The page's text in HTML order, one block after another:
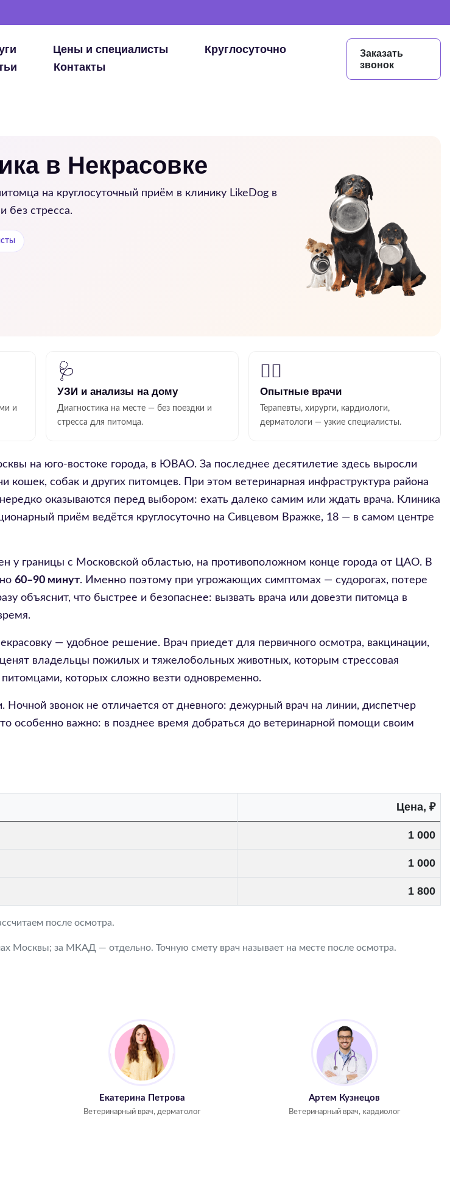
Цены и специалисты
Круглосуточно
Контакты
Заказать
звонок
в Некрасовке
на круглосуточный приём в клинику LikeDog в
без стресса.
и
🩺
УЗИ и анализы на дому
Диагностика на месте — без поездки и
стресса для питомца.
👨‍⚕️
Опытные врачи
Терапевты, хирурги, кардиологи,
дерматологи — узкие специалисты.
на юго-востоке города, в ЮВАО. За последнее десятилетие здесь выросли
собак и других питомцев. При этом ветеринарная инфраструктура района
оказываются перед выбором: ехать далеко самим или ждать врача. Клиника
приём ведётся круглосуточно на Сивцевом Вражке, 18 — в самом центре
у границы с Московской областью, на противоположном конце города от ЦАО. В
60–90 минут. Именно поэтому при угрожающих симптомах — судорогах, потере
объяснит, что быстрее и безопаснее: вызвать врача или довезти питомца в
— удобное решение. Врач приедет для первичного осмотра, вакцинации,
владельцы пожилых и тяжелобольных животных, которым стрессовая
питомцами, которых сложно везти одновременно.
Ночной звонок не отличается от дневного: дежурный врач на линии, диспетчер
особенно важно: в позднее время добраться до ветеринарной помощи своим
Цена, ₽
1 000
1 000
1 800
после осмотра.
Москвы; за МКАД — отдельно. Точную смету врач называет на месте после осмотра.
Екатерина Петрова
Ветеринарный врач, дерматолог
Артем Кузнецов
Ветеринарный врач, кардиолог